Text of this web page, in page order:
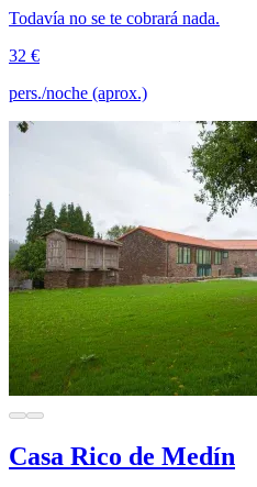
Todavía no se te cobrará nada.
32 €
pers./noche (aprox.)
Casa Rico de Medín